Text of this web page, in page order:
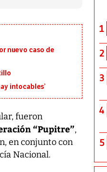
nuevo caso de
intocables’
fueron
“Pupitre”,
en conjunto con
Nacional.
1
2
3
4
5